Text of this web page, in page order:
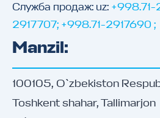
Служба продаж: uz: +998.71-
2917707; +998.71-2917690 ;
Manzil:
100105, O`zbekiston
Toshkent shahar, Tallimarjon